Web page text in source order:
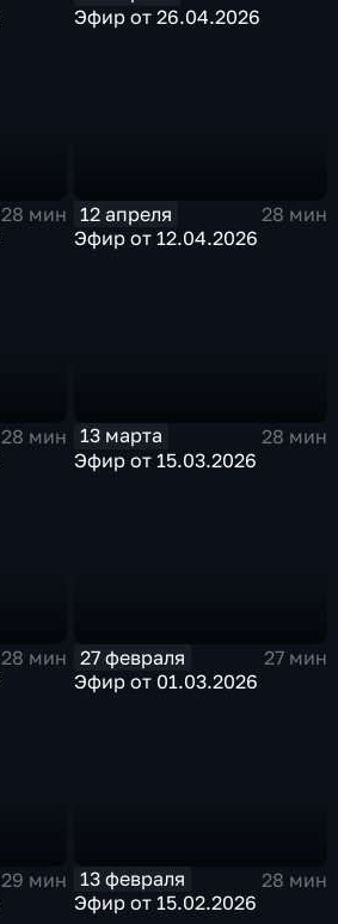
Эфир от 26.04.2026
28 мин
12 апреля
28 мин
Эфир от 12.04.2026
28 мин
13 марта
28 мин
Эфир от 15.03.2026
28 мин
27 февраля
27 мин
Эфир от 01.03.2026
29 мин
13 февраля
28 мин
Эфир от 15.02.2026